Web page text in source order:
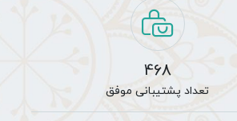
468
تعداد پشتیبانی موفق